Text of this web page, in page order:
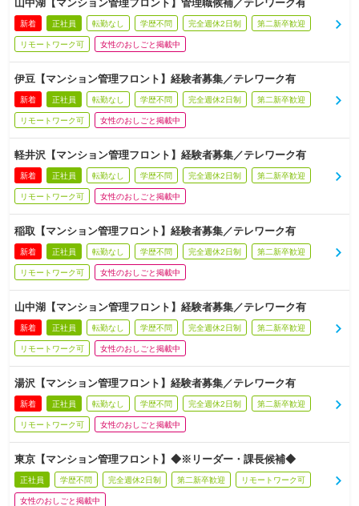
山中湖【マンション管理フロント】管理職候補／テレワーク有
新着 正社員 転勤なし 学歴不問 完全週休2日制 第二新卒歓迎
リモートワーク可 女性のおしごと掲載中
伊豆【マンション管理フロント】経験者募集／テレワーク有
新着 正社員 転勤なし 学歴不問 完全週休2日制 第二新卒歓迎
リモートワーク可 女性のおしごと掲載中
軽井沢【マンション管理フロント】経験者募集／テレワーク有
新着 正社員 転勤なし 学歴不問 完全週休2日制 第二新卒歓迎
リモートワーク可 女性のおしごと掲載中
稲取【マンション管理フロント】経験者募集／テレワーク有
新着 正社員 転勤なし 学歴不問 完全週休2日制 第二新卒歓迎
リモートワーク可 女性のおしごと掲載中
山中湖【マンション管理フロント】経験者募集／テレワーク有
新着 正社員 転勤なし 学歴不問 完全週休2日制 第二新卒歓迎
リモートワーク可 女性のおしごと掲載中
湯沢【マンション管理フロント】経験者募集／テレワーク有
新着 正社員 転勤なし 学歴不問 完全週休2日制 第二新卒歓迎
リモートワーク可 女性のおしごと掲載中
東京【マンション管理フロント】◆※リーダー・課長候補◆
正社員 学歴不問 完全週休2日制 第二新卒歓迎 リモートワーク可
女性のおしごと掲載中